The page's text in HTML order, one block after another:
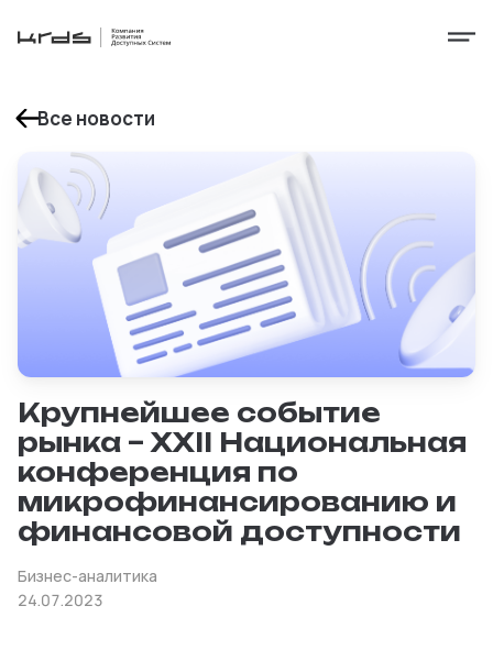
Все новости
Крупнейшее событие
рынка – XХII Национальная
конференция по
микрофинансированию и
финансовой доступности
Бизнес-аналитика
24.07.2023